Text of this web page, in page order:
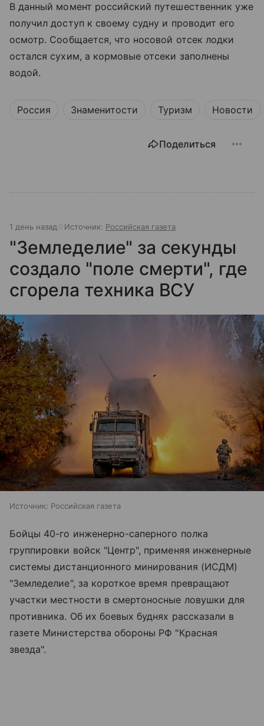
В данный момент российский путешественник уже
получил доступ к своему судну и проводит его
осмотр. Сообщается, что носовой отсек лодки
остался сухим, а кормовые отсеки заполнены
водой.
Россия Знаменитости Туризм Новости
Поделиться
1 день назад Источник: Российская газета
"Земледелие" за секунды
создало "поле смерти", где
сгорела техника ВСУ
Источник: Российская газета
Бойцы 40-го инженерно-саперного полка
группировки войск "Центр", применяя инженерные
системы дистанционного минирования (ИСДМ)
"Земледелие", за короткое время превращают
участки местности в смертоносные ловушки для
противника. Об их боевых буднях рассказали в
газете Министерства обороны РФ "Красная
звезда".